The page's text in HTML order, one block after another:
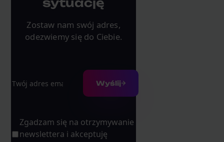
Zostaw nam swój adres,
odezwiemy się do Ciebie.
Wyślij
Zgadzam się na otrzymywanie
newslettera i akceptuję